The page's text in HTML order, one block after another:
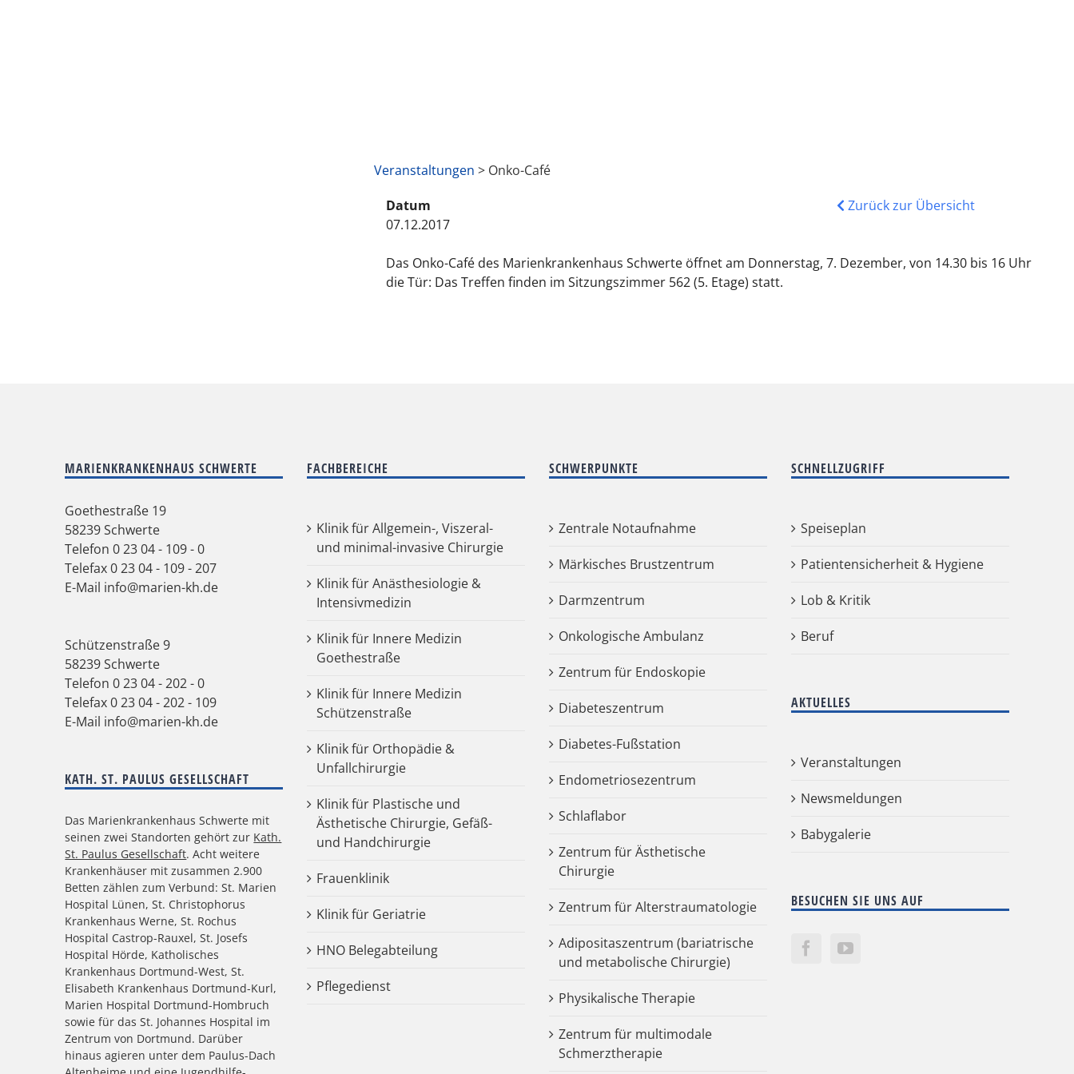
Veranstaltungen > Onko-Café
Datum
07.12.2017
Zurück zur Übersicht
Das Onko-Café des Marienkrankenhaus Schwerte öffnet am Donnerstag, 7. Dezember, von 14.30 bis 16 Uhr
die Tür: Das Treffen finden im Sitzungszimmer 562 (5. Etage) statt.
MARIENKRANKENHAUS SCHWERTE
Goethestraße 19
58239 Schwerte
Telefon0 23 04 - 109 - 0
Telefax 0 23 04 - 109 - 207
E-Mail info@marien-kh.de
Schützenstraße 9
58239 Schwerte
Telefon0 23 04 - 202 - 0
Telefax 0 23 04 - 202 - 109
E-Mail info@marien-kh.de
KATH. ST. PAULUS GESELLSCHAFT
Das Marienkrankenhaus Schwerte mit
seinen zwei Standorten gehört zur Kath.
St. Paulus Gesellschaft. Acht weitere
Krankenhäuser mit zusammen 2.900
Betten zählen zum Verbund: St. Marien
Hospital Lünen, St. Christophorus
Krankenhaus Werne, St. Rochus
Hospital Castrop-Rauxel, St. Josefs
Hospital Hörde, Katholisches
Krankenhaus Dortmund-West, St.
Elisabeth Krankenhaus Dortmund-Kurl,
Marien Hospital Dortmund-Hombruch
sowie für das St. Johannes Hospital im
Zentrum von Dortmund. Darüber
hinaus agieren unter dem Paulus-Dach
FACHBEREICHE
Klinik für Allgemein-, Viszeral-
und minimal-invasive Chirurgie
Klinik für Anästhesiologie &
Intensivmedizin
Klinik für Innere Medizin
Goethestraße
Klinik für Innere Medizin
Schützenstraße
Klinik für Orthopädie &
Unfallchirurgie
Klinik für Plastische und
Ästhetische Chirurgie, Gefäß-
und Handchirurgie
Frauenklinik
Klinik für Geriatrie
HNO Belegabteilung
Pflegedienst
SCHWERPUNKTE
Zentrale Notaufnahme
Märkisches Brustzentrum
Darmzentrum
Onkologische Ambulanz
Zentrum für Endoskopie
Diabeteszentrum
Diabetes-Fußstation
Endometriosezentrum
Schlaflabor
Zentrum für Ästhetische
Chirurgie
Zentrum für Alterstraumatologie
Adipositaszentrum (bariatrische
und metabolische Chirurgie)
Physikalische Therapie
Zentrum für multimodale
Schmerztherapie
SCHNELLZUGRIFF
Speiseplan
Patientensicherheit & Hygiene
Lob & Kritik
Beruf
AKTUELLES
Veranstaltungen
Newsmeldungen
Babygalerie
BESUCHEN SIE UNS AUF